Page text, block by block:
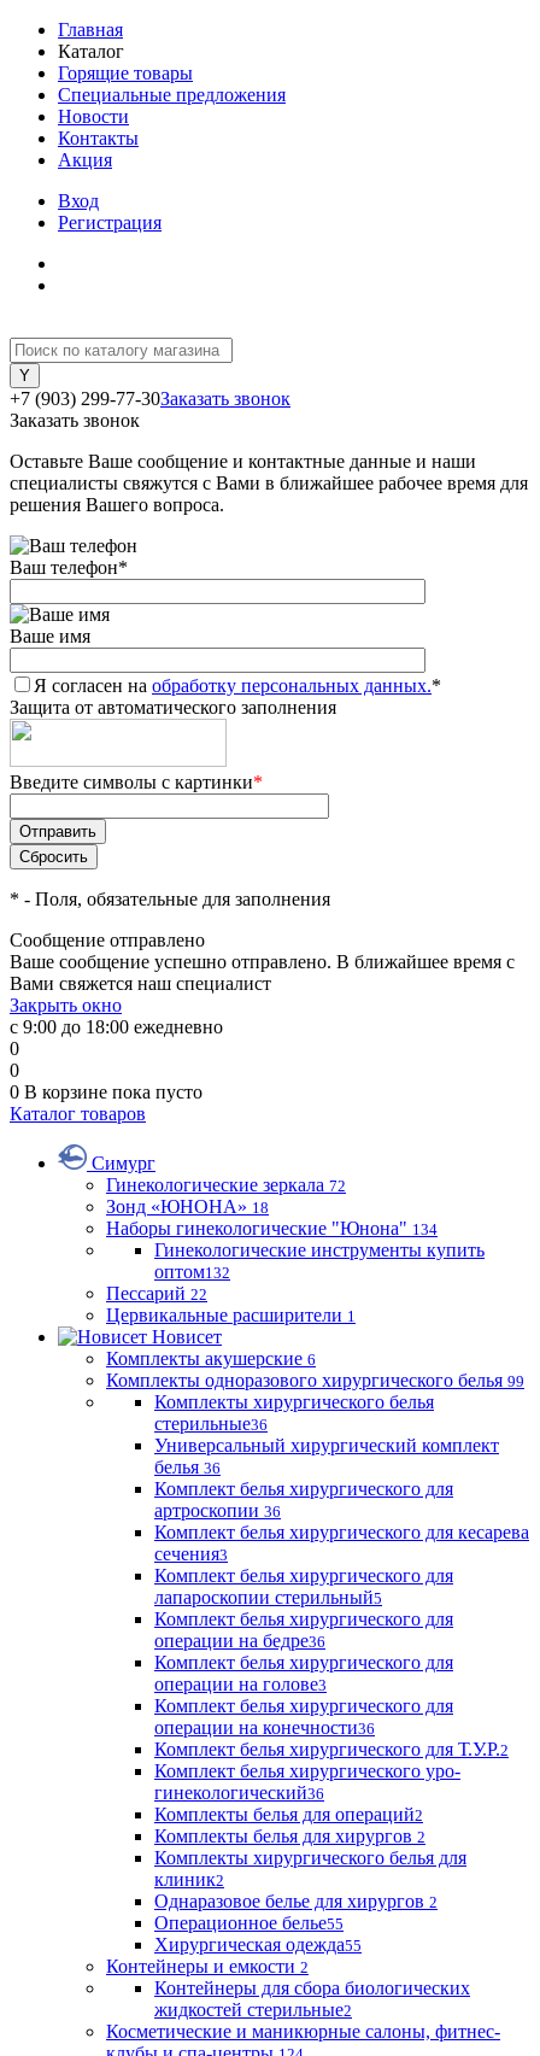
Главная
Каталог
Горящие товары
Специальные предложения
Новости
Контакты
Акция
Вход
Регистрация
+7 (903) 299-77-30Заказать звонок
Заказать звонок
Оставьте Ваше сообщение и контактные данные и наши
специалисты свяжутся с Вами в ближайшее рабочее время для
решения Вашего вопроса.
Ваш телефон*
Ваше имя
Я согласен на обработку персональных данных.*
Защита от автоматического заполнения
Введите символы с картинки*
* - Поля, обязательные для заполнения
Сообщение отправлено
Ваше сообщение успешно отправлено. В ближайшее время с
Вами свяжется наш специалист
Закрыть окно
с 9:00 до 18:00 ежедневно
0
0
0 В корзине пока пусто
Каталог товаров
Симург
Гинекологические зеркала 72
Зонд «ЮНОНА» 18
Наборы гинекологические "Юнона" 134
Гинекологические инструменты купить
оптом132
Пессарий 22
Цервикальные расширители 1
Новисет
Комплекты акушерские 6
Комплекты одноразового хирургического белья 99
Комплекты хирургического белья
стерильные36
Универсальный хирургический комплект
белья 36
Комплект белья хирургического для
артроскопии 36
Комплект белья хирургического для кесарева
сечения3
Комплект белья хирургического для
лапароскопии стерильный5
Комплект белья хирургического для
операции на бедре36
Комплект белья хирургического для
операции на голове3
Комплект белья хирургического для
операции на конечности36
Комплект белья хирургического для Т.У.Р.2
Комплект белья хирургического уро-
гинекологический36
Комплекты белья для операций2
Комплекты белья для хирургов 2
Комплекты хирургического белья для
клиник2
Однаразовое белье для хирургов 2
Операционное белье55
Хирургическая одежда55
Контейнеры и емкости 2
Контейнеры для сбора биологических
жидкостей стерильные2
Косметические и маникюрные салоны, фитнес-